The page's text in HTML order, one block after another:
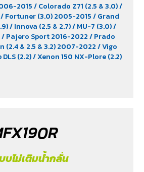
2015/ Colorado Z71 (2.5 & 3.0)/
/ Fortuner (3.0) 2005-2015/ Grand
/ Innova (2.5 & 2.7)/ MU-7 (3.0)/
/ Pajero Sport 2016-2022/ Prado
(2.4 & 2.5 & 3.2) 2007-2022/ Vigo
(2.2)/ Xenon 150 NX-Plore (2.2)
บไม่เติมน้ำกลั่น